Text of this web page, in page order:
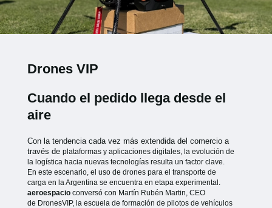
Drones VIP
Cuando el pedido llega desde el
aire
Con la tendencia cada vez más extendida del comercio a
través de plataformas y aplicaciones digitales, la evolución de
la logística hacia nuevas tecnologías resulta un factor clave.
En este escenario, el uso de drones para el transporte de
carga en la Argentina se encuentra en etapa experimental.
aeroespacioconversó con Martín Rubén Martin, CEO
de DronesVIP, la escuela de formación de pilotos de vehículos